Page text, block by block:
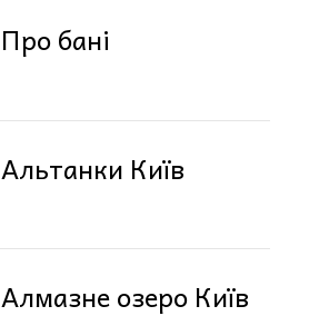
Про бані
Альтанки Київ
Алмазне озеро Київ